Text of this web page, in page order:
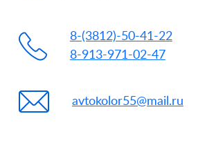
8-(3812)-50-41-22
8-913-971-02-47
avtokolor55@mail.ru